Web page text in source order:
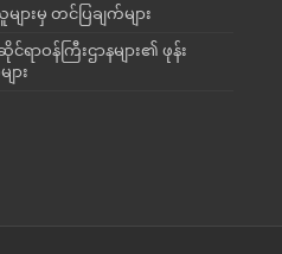
ျားမှ တင်ပြချက်များ
ာဝန်ကြီးဌာနများ၏ ဖုန်း
ား